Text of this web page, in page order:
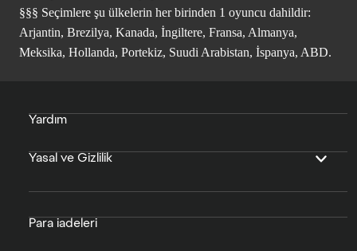
§§§ Seçimlere şu ülkelerin her birinden 1 oyuncu dahildir:
Arjantin, Brezilya, Kanada, İngiltere, Fransa, Almanya,
Meksika, Hollanda, Portekiz, Suudi Arabistan, İspanya, ABD.
Yardım
Yasal ve Gizlilik
Para iadeleri